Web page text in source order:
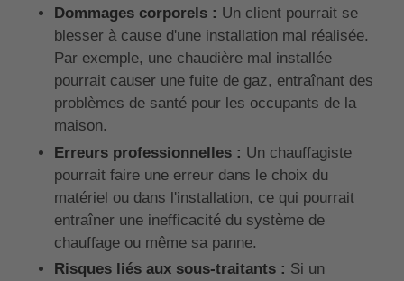
Dommages corporels : Un client pourrait se
blesser à cause d'une installation mal réalisée.
Par exemple, une chaudière mal installée
pourrait causer une fuite de gaz, entraînant des
problèmes de santé pour les occupants de la
maison.
Erreurs professionnelles : Un chauffagiste
pourrait faire une erreur dans le choix du
matériel ou dans l'installation, ce qui pourrait
entraîner une inefficacité du système de
chauffage ou même sa panne.
Risques liés aux sous-traitants : Si un